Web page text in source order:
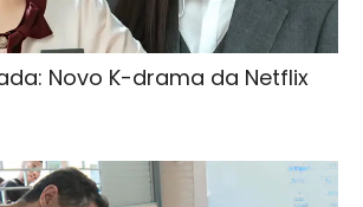
Novo K-drama da Netflix